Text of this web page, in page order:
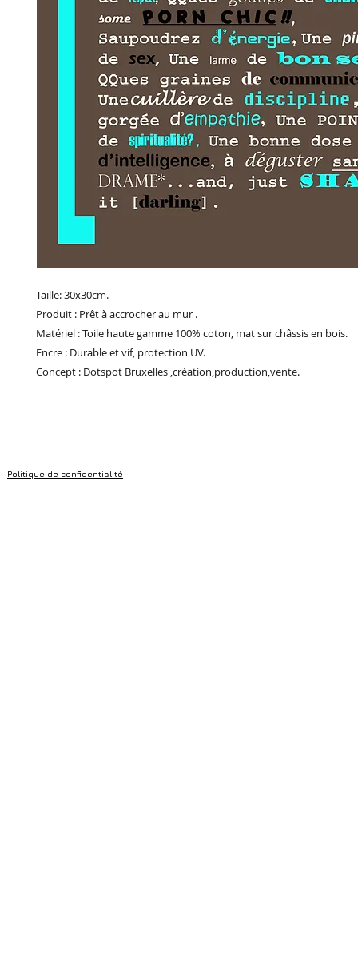
Taille: 30x30cm.
Produit : Prêt à accrocher au mur .
Matériel : Toile haute gamme 100% coton, mat sur châssis en bois.
Encre : Durable et vif, protection UV.
Concept : Dotspot Bruxelles ,création,production,vente.
Politique de confidentialité